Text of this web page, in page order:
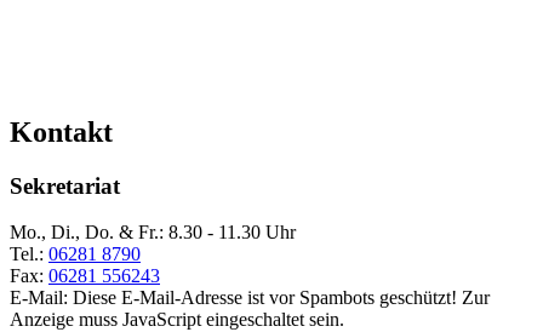
Kontakt
Sekretariat
Mo., Di., Do. & Fr.: 8.30 - 11.30 Uhr
Tel.: 06281 8790
Fax: 06281 556243
E-Mail: Diese E-Mail-Adresse ist vor Spambots geschützt! Zur
Anzeige muss JavaScript eingeschaltet sein.